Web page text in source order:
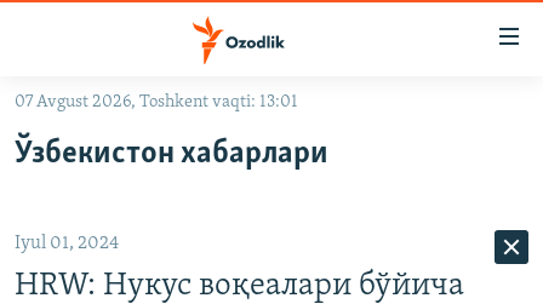
Асосий
Қидиришга
ўтинг
OZODLIK SURISHTIRUVLARI
На русском
07 Avgust 2026, Toshkent vaqti: 13:01
Ўзбекистон хабарлари
Iyul 01, 2024
HRW: Нукус воқеалари бўйича